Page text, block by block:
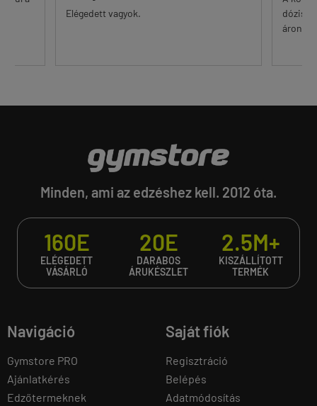
Elégedett vagyok.
dózisú K2
áron.
Minden, ami az edzéshez kell. 2012 óta.
160E
ELÉGEDETT
VÁSÁRLÓ
20E
DARABOS
ÁRUKÉSZLET
2.5M+
KISZÁLLÍTOTT
TERMÉK
Navigáció
Gymstore PRO
Ajánlatkérés
Edzőtermeknek
Saját fiók
Regisztráció
Belépés
Adatmódosítás